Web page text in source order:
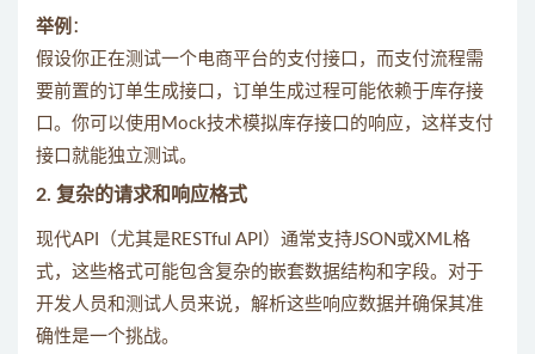
举例 ：
假设你正在测试一个电商平台的支付接口，而支付流程需
要前置的订单生成接口，订单生成过程可能依赖于库存接
口。你可以使用Mock技术模拟库存接口的响应，这样支付
接口就能独立测试。
2. 复杂的请求和响应格式
现代API（尤其是RESTful API）通常支持JSON或XML格
式，这些格式可能包含复杂的嵌套数据结构和字段。对于
开发人员和测试人员来说，解析这些响应数据并确保其准
确性是一个挑战。